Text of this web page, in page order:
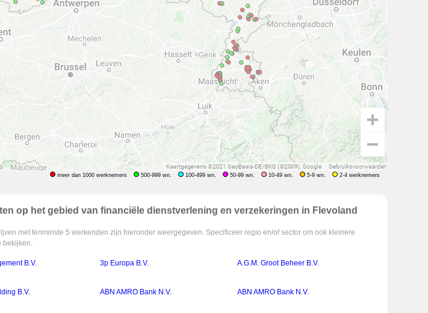
meer dan 1000 werknemers 500-999 wn. 100-499 wn. 50-99 wn. 10-49 wn. 5-9 wn. 2-4 werknemers
op het gebied van financiële dienstverlening en verzekeringen in Flevoland
met tenminste 5 werkenden zijn hieronder weergegeven. Specificeer regio en/of sector om ook kleinere
bekijken.
B.V. 3p Europa B.V. A.G.M. Groot Beheer B.V.
B.V. ABN AMRO Bank N.V. ABN AMRO Bank N.V.